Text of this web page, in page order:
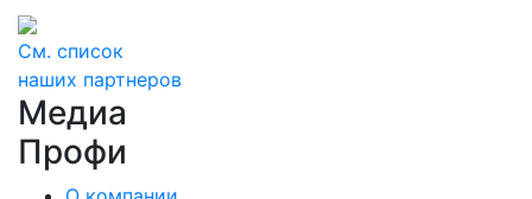
См. список
наших партнеров
Медиа
Профи